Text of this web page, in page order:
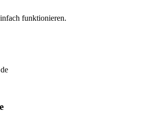
funktionieren.